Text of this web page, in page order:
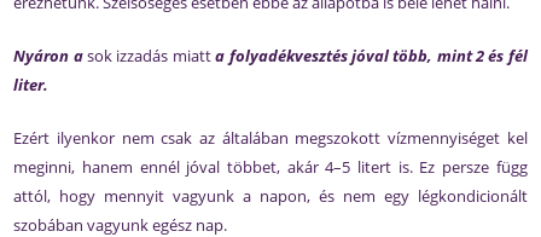
Nyáron asok izzadás miatta folyadékvesztés jóval több, mint 2 és fél
liter.
Ezért ilyenkor nem csak az általában megszokott vízmennyiséget kel
meginni, hanem ennél jóval többet, akár 4–5 litert is. Ez persze függ
attól, hogy mennyit vagyunk a napon, és nem egy légkondicionált
szobában vagyunk egész nap.